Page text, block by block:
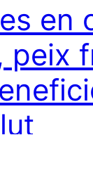
en
peix